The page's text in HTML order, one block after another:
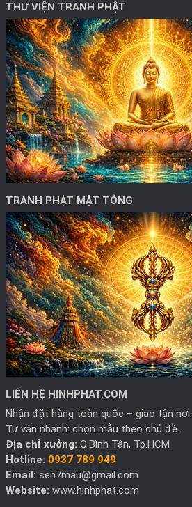
THƯ VIỆN TRANH PHẬT
TRANH PHẬT MẬT TÔNG
LIÊN HỆ HINHPHAT.COM
Nhận đặt hàng toàn quốc – giao tận nơi.
Tư vấn nhanh: chọn mẫu theo chủ đề.
Địa chỉ xưởng: Q.Bình Tân, Tp.HCM
Hotline: 0937 789 949
Email: sen7mau@gmail.com
Website: www.hinhphat.com